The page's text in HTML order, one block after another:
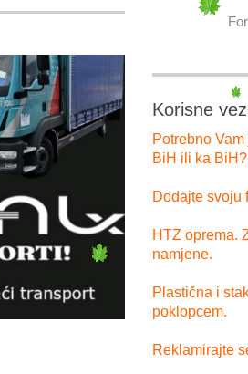
Korisne
Potrebno
BiH ili ka BiH?
Dodajte svoju
HTZ oprema.
namjene.
Plastična i
poklopcem.
Reklamirajte